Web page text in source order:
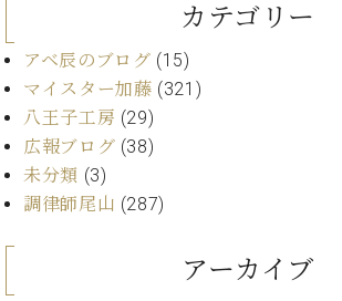
シ
ュ
タ
イ
ン
カ
ュ
ア
ク
ス
セン
トラ
カテゴリー
アベ辰のブログ (15)
マイスター加藤 (321)
八王子工房 (29)
広報ブログ (38)
未分類 (3)
調律師尾山 (287)
アーカイブ